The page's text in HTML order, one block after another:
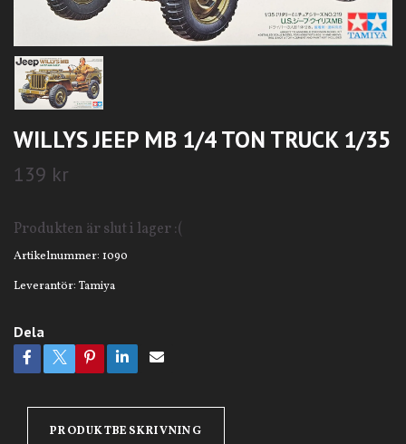
WILLYS JEEP MB 1/4 TON TRUCK 1/35
139 kr
Produkten är slut i lager :(
Artikelnummer: 1090
Leverantör: Tamiya
Dela
PRODUKTBESKRIVNING